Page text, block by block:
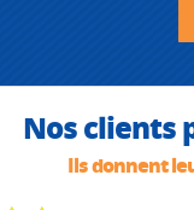
Nos clients
Ils donnent